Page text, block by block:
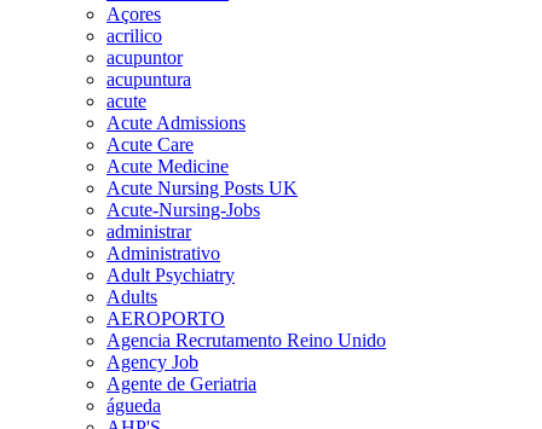
Açores
acrilico
acupuntor
acupuntura
acute
Acute Admissions
Acute Care
Acute Medicine
Acute Nursing Posts UK
Acute-Nursing-Jobs
administrar
Administrativo
Adult Psychiatry
Adults
AEROPORTO
Agencia Recrutamento Reino Unido
Agency Job
Agente de Geriatria
águeda